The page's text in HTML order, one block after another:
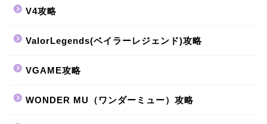
V4攻略
ValorLegends(ベイラーレジェンド)攻略
VGAME攻略
WONDER MU（ワンダーミュー）攻略